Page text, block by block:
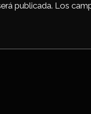
publicada. Los